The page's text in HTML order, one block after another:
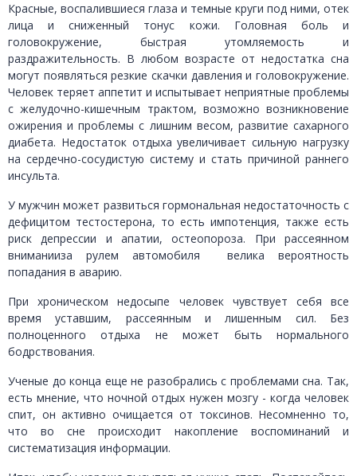
Красные, воспалившиеся глаза и темные круги под ними, отек
лица и сниженный тонус кожи. Головная боль и
головокружение, быстрая утомляемость и
раздражительность. В любом возрасте от недостатка сна
могут появляться резкие скачки давления и головокружение.
Человек теряет аппетит и испытывает неприятные проблемы
с желудочно-кишечным трактом, возможно возникновение
ожирения и проблемы с лишним весом, развитие сахарного
диабета. Недостаток отдыха увеличивает сильную нагрузку
на сердечно-сосудистую систему и стать причиной раннего
инсульта.
У мужчин может развиться гормональная недостаточность с
дефицитом тестостерона, то есть импотенция, также есть
риск депрессии и апатии, остеопороза. При рассеянном
вниманииза рулем автомобиля велика вероятность
попадания в аварию.
При хроническом недосыпе человек чувствует себя все
время уставшим, рассеянным и лишенным сил. Без
полноценного отдыха не может быть нормального
бодрствования.
Ученые до конца еще не разобрались с проблемами сна. Так,
есть мнение, что ночной отдых нужен мозгу - когда человек
спит, он активно очищается от токсинов. Несомненно то,
что во сне происходит накопление воспоминаний и
систематизация информации.